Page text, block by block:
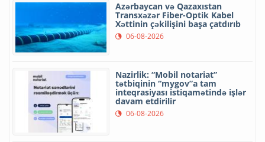
Azərbaycan və Qazaxıstan
Transxəzər Fiber-Optik Kabel
Xəttinin çəkilişini başa çatdırıb
06-08-2026
Nazirlik: “Mobil notariat”
tətbiqinin “mygov”a tam
inteqrasiyası istiqamətində işlər
davam etdirilir
06-08-2026